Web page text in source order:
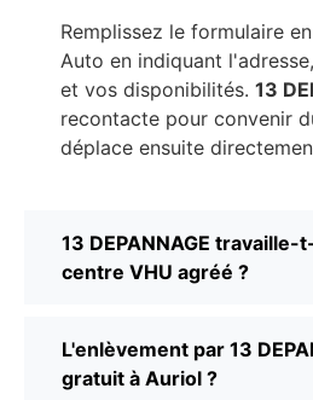
Remplissez le formulaire
Auto en indiquant
et vos disponibilités. 13
recontacte pour convenir
déplace ensuite
13 DEPANNAGE travaille-
centre VHU agréé ?
L'enlèvement par 13
gratuit à Auriol ?